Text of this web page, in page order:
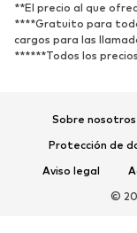
DEPORTE
Ropa deportiva
Complementos
COMPLEMENTOS
**El precio al que
****Gratuito para
cargos para las
******Todos los
Sobre nosotros
Protección de
Aviso legal
©